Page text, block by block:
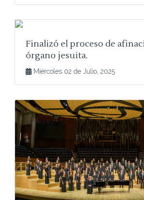
Finalizó el proceso de
órgano jesuita.
Miércoles 02 de Julio, 2025